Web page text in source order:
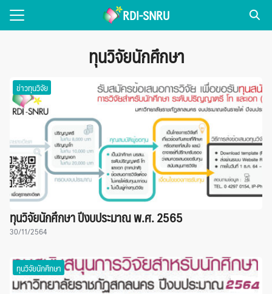
Skip
RDI-SNRU
ร่งานวิจัย
ผยแพร่
Search
ทุนวิจัยนักศึกษา
ข่าวทุนวิจัย
ทุนวิจัยนักศึกษา ปีงบประมาณ พ.ศ. 2565
30/11/2564
ทุนวิจัยนักศึกษา